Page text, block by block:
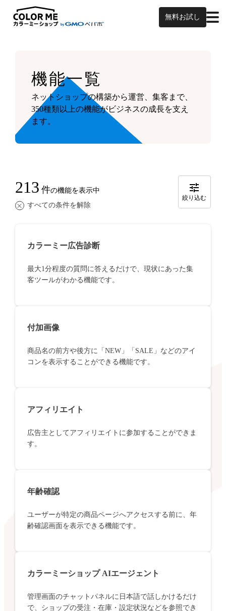
無料お試し
機能一覧
ネットショップの構築から運営、集客まで、
350種類以上の機能がビジネスの成長を支え
ます。
213 件の機能を表示中
すべての条件を解除
絞り込む
カラーミー広告診断
最大1分程度の質問に答えるだけで、現状にあった集
客ツールがわかる機能です。
付加画像
商品名の前方や後方に「NEW」「SALE」などのアイ
コンを表示することができる機能です。
アフィリエイト
広告主としてアフィリエイトに参加することができま
す。
年齢確認
ユーザーが特定の商品ページへアクセスする前に、年
齢確認画面を表示できる機能です。
カラーミーショップ AIエージェント
管理画面のチャットパネルに日本語で話しかけるだけ
で、ショップの受注・在庫・設定状況などを参照でき